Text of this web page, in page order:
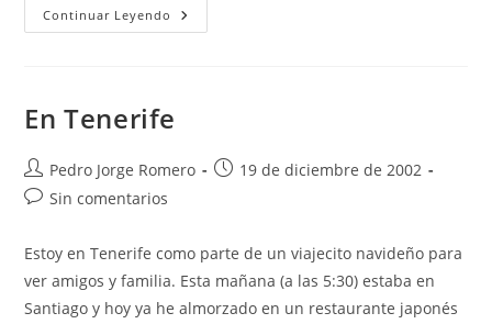
Continuar Leyendo Aquello
En Tenerife
Autor
de
Pedro Jorge Romero
Publicación
19 de diciembre de 2002
Comentarios
la
entrada:
Sin comentarios
Estoy en Tenerife como parte de un viajecito navideño para
ver amigos y familia. Esta mañana (a las 5:30) estaba en
Santiago y hoy ya he almorzado en un restaurante japonés